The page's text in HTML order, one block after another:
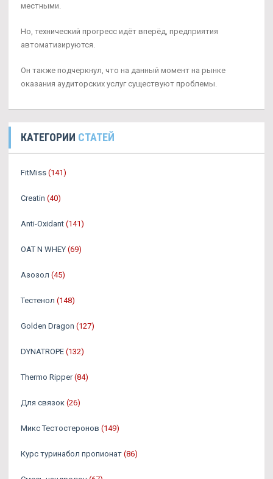
местными.
Но, технический прогресс идёт вперёд, предприятия
автоматизируются.
Он также подчеркнул, что на данный момент на рынке
оказания аудиторских услуг существуют проблемы.
КАТЕГОРИИ СТАТЕЙ
FitMiss (141)
Creatin (40)
Anti-Oxidant (141)
OAT N WHEY (69)
Азозол (45)
Тестенол (148)
Golden Dragon (127)
DYNATROPE (132)
Thermo Ripper (84)
Для связок (26)
Микс Тестостеронов (149)
Курс туринабол пропионат (86)